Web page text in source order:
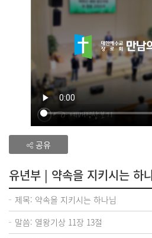
공유
유년부 | 약속을 지키시는 하
제목: 약속을 지키시는 하나님
말씀: 열왕기상 11장 13절